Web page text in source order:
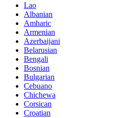
Lao
Albanian
Amharic
Armenian
Azerbaijani
Belarusian
Bengali
Bosnian
Bulgarian
Cebuano
Chichewa
Corsican
Croatian